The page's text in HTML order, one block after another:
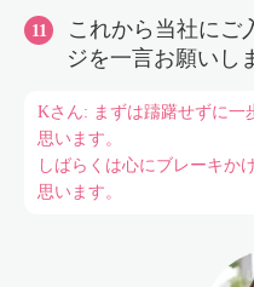
これから当社にご
ジを一言お願いし
Kさん: まずは躊躇せずに一
思います。
しばらくは心にブレーキか
思います。